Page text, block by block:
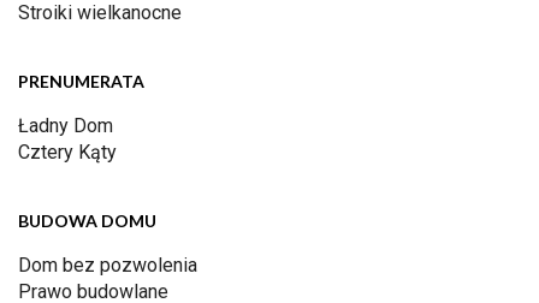
Stroiki wielkanocne
PRENUMERATA
Ładny Dom
Cztery Kąty
BUDOWA DOMU
Dom bez pozwolenia
Prawo budowlane